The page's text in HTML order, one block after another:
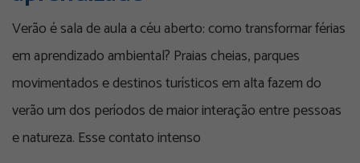
Verão é sala de aula a céu aberto: como transformar férias
em aprendizado ambiental? Praias cheias, parques
movimentados e destinos turísticos em alta fazem do
verão um dos períodos de maior interação entre pessoas
e natureza. Esse contato intenso